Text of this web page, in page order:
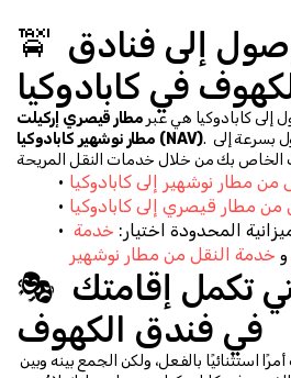
🚖 كيفية الوصول إلى فنادق
في كابادوكيا
إلى كابادوكيا هي عبر
مطار نوشهير كابادوكيا (NAV). بعد الهبوط، يمكنك الوصول بسرعة إلى
مطار نوشهير إلى كابادوكيا
مطار قيصري إلى كابادوكيا
المحدودة اختيار:
و خدمة النقل من مطار نوشهير
🎭 الأنشطة التي تكمل إقامتك
في فندق الكهوف